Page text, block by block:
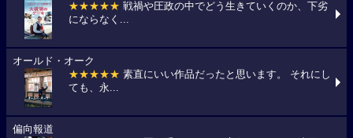
★★★★★ 戦禍や圧政の中でどう生きていくのか、下劣
にならなく...
オールド・オーク
★★★★★ 素直にいい作品だったと思います。 それにし
ても、永...
偏向報道